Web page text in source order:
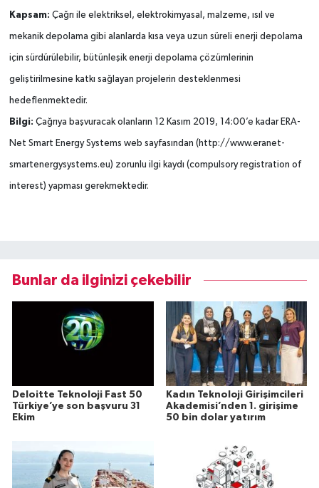
Kapsam: Çağrı ile elektriksel, elektrokimyasal, malzeme, ısıl ve
mekanik depolama gibi alanlarda kısa veya uzun süreli enerji depolama
için sürdürülebilir, bütünleşik enerji depolama çözümlerinin
geliştirilmesine katkı sağlayan projelerin desteklenmesi
hedeflenmektedir.
Bilgi: Çağrıya başvuracak olanların 12 Kasım 2019, 14:00’e kadar ERA-
Net Smart Energy Systems web sayfasından (http://www.eranet-
smartenergysystems.eu) zorunlu ilgi kaydı (compulsory registration of
interest) yapması gerekmektedir.
Bunlar da ilginizi çekebilir
Deloitte Teknoloji Fast 50
Türkiye’ye son başvuru 31
Ekim
Kadın Teknoloji Girişimcileri
Akademisi’nden 1. girişime
50 bin dolar yatırım